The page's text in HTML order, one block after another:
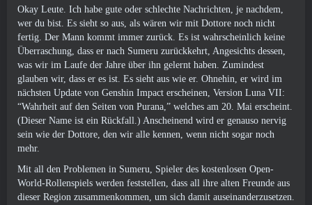
Okay Leute. Ich habe gute oder schlechte Nachrichten, je nachdem,
wer du bist. Es sieht so aus, als wären wir mit Dottore noch nicht
fertig. Der Mann kommt immer zurück. Es ist wahrscheinlich keine
Überraschung, dass er nach Sumeru zurückkehrt, Angesichts dessen,
was wir im Laufe der Jahre über ihn gelernt haben. Zumindest
glauben wir, dass er es ist. Es sieht aus wie er. Ohnehin, er wird im
nächsten Update von Genshin Impact erscheinen, Version Luna VII:
“Wahrheit auf den Seiten von Purana,” welches am 20. Mai erscheint.
(Dieser Name ist ein Rückfall.) Anscheinend wird er genauso nervig
sein wie der Dottore, den wir alle kennen, wenn nicht sogar noch
mehr.
Mit all den Problemen in Sumeru, Spieler des kostenlosen Open-
World-Rollenspiels werden feststellen, dass all ihre alten Freunde aus
dieser Region zusammenkommen, um sich damit auseinanderzusetzen.